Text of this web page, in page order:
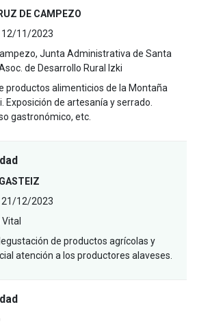
DE CAMPEZO
11/2023
Junta Administrativa de Santa
de Desarrollo Rural Izki
productos alimenticios de la Montaña
Exposición de artesanía y serrado.
gastronómico, etc.
12/2023
Vital
de productos agrícolas y
atención a los productores alaveses.